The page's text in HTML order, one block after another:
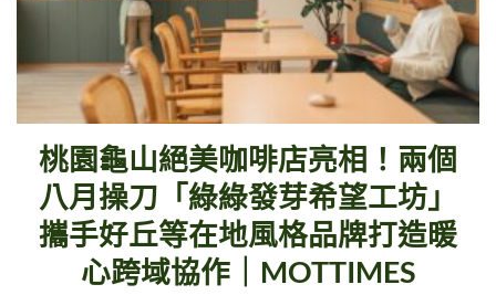
桃園龜山絕美咖啡店亮相！兩個
八月操刀「綠綠發芽希望工坊」
攜手好丘等在地風格品牌打造暖
心跨域協作｜MOTTIMES